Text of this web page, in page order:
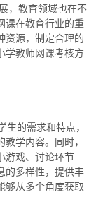
，教育领域也在不
课在教育行业的重
资源，制定合理的
学教师网课考核方
的需求和特点，
学内容。同时，
游戏、讨论环节
的多样性，提供丰
够从多个角度获取